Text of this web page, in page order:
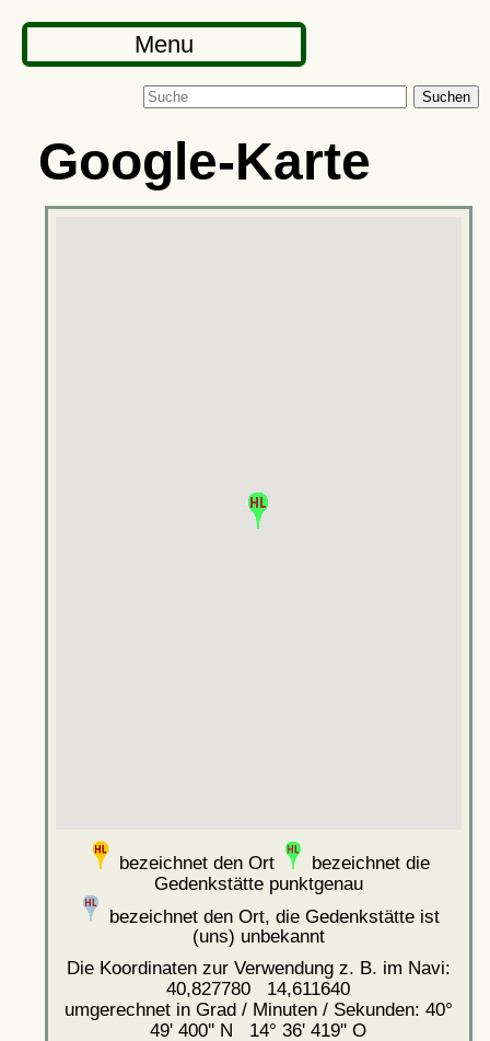
Menu
Suchen
Google-Karte
bezeichnet den Ort
bezeichnet die
Gedenkstätte punktgenau
bezeichnet den Ort, die Gedenkstätte ist
(uns) unbekannt
Die Koordinaten zur Verwendung z. B. im Navi:
40,827780 14,611640
umgerechnet in Grad / Minuten / Sekunden: 40°
49' 400'' N 14° 36' 419'' O